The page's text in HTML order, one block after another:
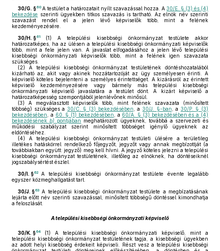
30/G. §60 A testület a határozatait nyílt szavazással hozza. A 30/E. § (3) és (4)
bekezdése szerinti ügyekben titkos szavazás is tartható. Az elnök név szerinti
szavazást rendel el a jelen lévő képviselők több, mint a felének
kezdeményezésére.
30/H. §61 (1) A települési kisebbségi önkormányzat testülete akkor
határozatképes, ha az ülésen a települési kisebbségi önkormányzati képviselők
több, mint a fele jelen van. A javaslat elfogadásához a jelen lévő települési
kisebbségi önkormányzati képviselők több, mint a felének igen szavazata
szükséges.
(2) A települési kisebbségi önkormányzat testületének döntéshozatalából
kizárható az, akit vagy akinek hozzátartozóját az ügy személyesen érinti. A
képviselő köteles bejelenteni a személyes érintettséget. A kizárásról az érintett
képviselő kezdeményezésére vagy bármely más települési kisebbségi
önkormányzati képviselő javaslatára a testület dönt. A kizárt képviselő a
határozatképesség szempontjából jelenlévőnek minősül.
(3) A megválasztott képviselők több, mint felének szavazata (minősített
többség) szükséges a 30/C. § (3) bekezdésében , a 30/J. §-ban , a 30/P. § (3)
bekezdésében , a 60. § (1) bekezdésében , a 60/A. § (3) bekezdésében és a (4)
bekezdésénekb) pontjában meghatározott ügyeknek, továbbá a szervezeti és
működési szabályzat szerint minősített többséget igénylő ügyeknek az
eldöntéséhez.
(4) A települési kisebbségi önkormányzat testületi ülésére a területileg
illetékes hatáskörrel rendelkező főjegyzőt, jegyzőt vagy annak megbízottját (a
továbbiakban együtt: jegyző) meg kell hívni. A jegyző köteles jelezni a települési
kisebbségi önkormányzat testületének, illetőleg az elnöknek, ha döntéseiknél
jogszabálysértést észlel.
30/I. §62
A települési kisebbségi önkormányzat testülete évente legalább
egyszer közmeghallgatást tart.
30/J. §63
A települési kisebbségi önkormányzat testülete a megbízatásának
lejárta előtt név szerinti szavazással, minősített többségű döntéssel kimondhatja
a feloszlását.
A települési kisebbségi önkormányzati képviselő
30/K. §64 (1) A települési kisebbségi önkormányzati képviselő, mint a
települési kisebbségi önkormányzat testületének tagja, a kisebbségi ügyekben
az adott helyi kisebbség érdekeit képviseli. Részt vesz a települési kisebbségi